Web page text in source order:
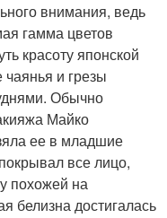
внимания, ведь
гамма цветов
красоту японской
чаянья и грезы
Обычно
Майко
ее в младшие
все лицо,
похожей на
белизна достигалась